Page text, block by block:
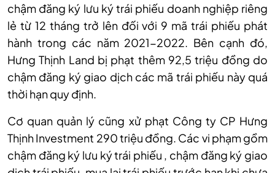
chậm đăng ký lưu ký trái phiếu doanh nghiệp riêng
lẻ từ 12 tháng trở lên đối với 9 mã trái phiếu phát
hành trong các năm 2021-2022. Bên cạnh đó,
Hưng Thịnh Land bị phạt thêm 92,5 triệu đồng do
chậm đăng ký giao dịch các mã trái phiếu này quá
thời hạn quy định.
Cơ quan quản lý cũng xử phạt Công ty CP Hưng
Thịnh Investment 290 triệu đồng. Các vi phạm gồm
chậm đăng ký lưu ký trái phiếu , chậm đăng ký giao